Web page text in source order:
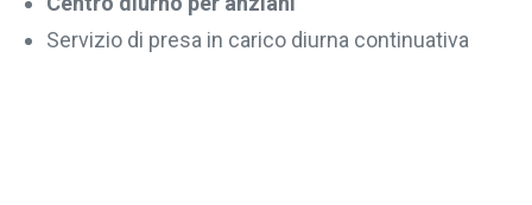
Servizio di presa in carico diurna continuativa